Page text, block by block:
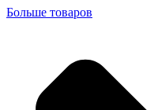
Больше товаров